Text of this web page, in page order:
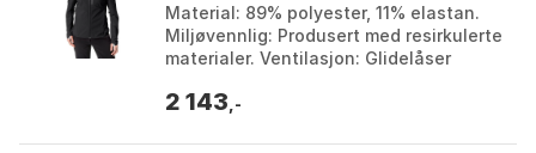
Material: 89% polyester, 11% elastan.
Miljøvennlig: Produsert med resirkulerte
materialer. Ventilasjon: Glidelåser
figursydd sni...
2 143 ,-